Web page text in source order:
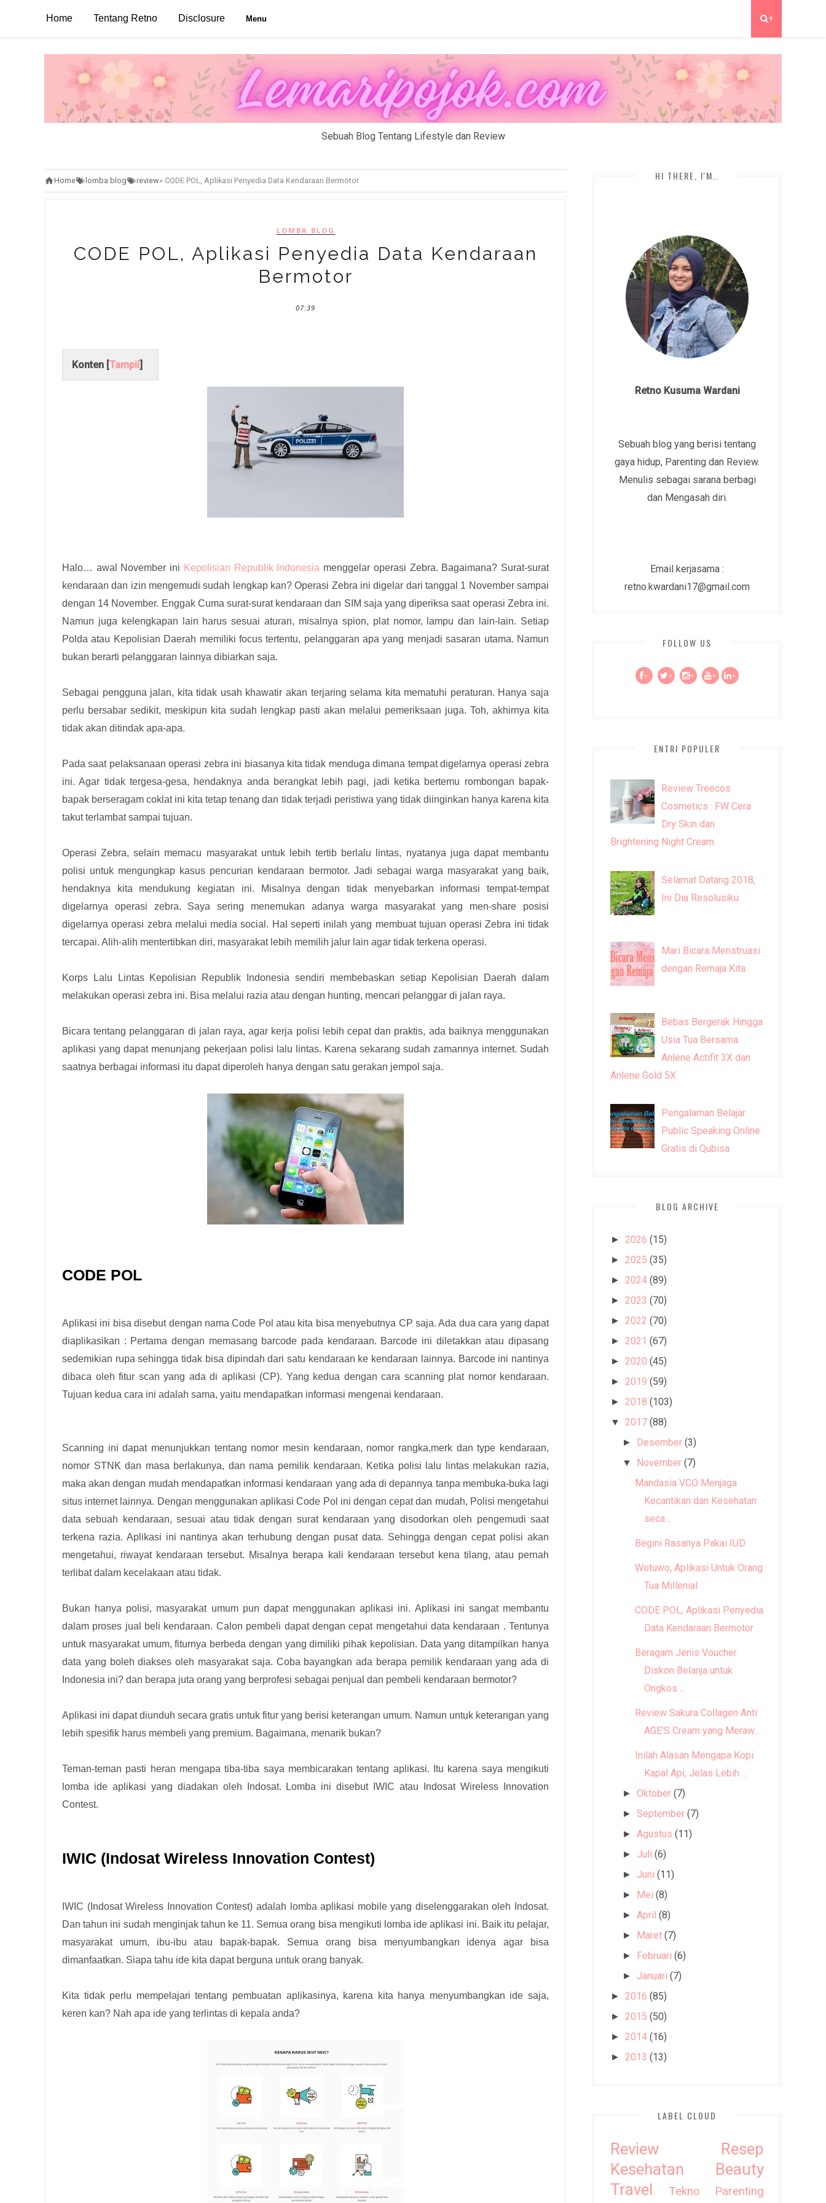
Home Tentang Retno Disclosure Menu +
Sebuah Blog Tentang Lifestyle dan Review
Home lomba blog review» CODE POL, Aplikasi Penyedia Data Kendaraan Bermotor
LOMBA BLOG
CODE POL, Aplikasi Penyedia Data Kendaraan
Bermotor
07:39
Konten [Tampil]
Halo… awal November ini Kepolisian Republik Indonesia menggelar operasi Zebra. Bagaimana? Surat-surat
kendaraan dan izin mengemudi sudah lengkap kan? Operasi Zebra ini digelar dari tanggal 1 November sampai
dengan 14 November. Enggak Cuma surat-surat kendaraan dan SIM saja yang diperiksa saat operasi Zebra ini.
Namun juga kelengkapan lain harus sesuai aturan, misalnya spion, plat nomor, lampu dan lain-lain. Setiap
Polda atau Kepolisian Daerah memiliki focus tertentu, pelanggaran apa yang menjadi sasaran utama. Namun
bukan berarti pelanggaran lainnya dibiarkan saja.
Sebagai pengguna jalan, kita tidak usah khawatir akan terjaring selama kita mematuhi peraturan. Hanya saja
perlu bersabar sedikit, meskipun kita sudah lengkap pasti akan melalui pemeriksaan juga. Toh, akhirnya kita
tidak akan ditindak apa-apa.
Pada saat pelaksanaan operasi zebra ini biasanya kita tidak menduga dimana tempat digelarnya operasi zebra
ini. Agar tidak tergesa-gesa, hendaknya anda berangkat lebih pagi, jadi ketika bertemu rombongan bapak-
bapak berseragam coklat ini kita tetap tenang dan tidak terjadi peristiwa yang tidak diinginkan hanya karena kita
takut terlambat sampai tujuan.
Operasi Zebra, selain memacu masyarakat untuk lebih tertib berlalu lintas, nyatanya juga dapat membantu
polisi untuk mengungkap kasus pencurian kendaraan bermotor. Jadi sebagai warga masyarakat yang baik,
hendaknya kita mendukung kegiatan ini. Misalnya dengan tidak menyebarkan informasi tempat-tempat
digelarnya operasi zebra. Saya sering menemukan adanya warga masyarakat yang men-share posisi
digelarnya operasi zebra melalui media social. Hal seperti inilah yang membuat tujuan operasi Zebra ini tidak
tercapai. Alih-alih mentertibkan diri, masyarakat lebih memilih jalur lain agar tidak terkena operasi.
Korps Lalu Lintas Kepolisian Republik Indonesia sendiri membebaskan setiap Kepolisian Daerah dalam
melakukan operasi zebra ini. Bisa melalui razia atau dengan hunting, mencari pelanggar di jalan raya.
Bicara tentang pelanggaran di jalan raya, agar kerja polisi lebih cepat dan praktis, ada baiknya menggunakan
aplikasi yang dapat menunjang pekerjaan polisi lalu lintas. Karena sekarang sudah zamannya internet. Sudah
saatnya berbagai informasi itu dapat diperoleh hanya dengan satu gerakan jempol saja.
CODE POL
Aplikasi ini bisa disebut dengan nama Code Pol atau kita bisa menyebutnya CP saja. Ada dua cara yang dapat
diaplikasikan : Pertama dengan memasang barcode pada kendaraan. Barcode ini diletakkan atau dipasang
sedemikian rupa sehingga tidak bisa dipindah dari satu kendaraan ke kendaraan lainnya. Barcode ini nantinya
dibaca oleh fitur scan yang ada di aplikasi (CP). Yang kedua dengan cara scanning plat nomor kendaraan.
Tujuan kedua cara ini adalah sama, yaitu mendapatkan informasi mengenai kendaraan.
Scanning ini dapat menunjukkan tentang nomor mesin kendaraan, nomor rangka,merk dan type kendaraan,
nomor STNK dan masa berlakunya, dan nama pemilik kendaraan. Ketika polisi lalu lintas melakukan razia,
maka akan dengan mudah mendapatkan informasi kendaraan yang ada di depannya tanpa membuka-buka lagi
situs internet lainnya. Dengan menggunakan aplikasi Code Pol ini dengan cepat dan mudah, Polisi mengetahui
data sebuah kendaraan, sesuai atau tidak dengan surat kendaraan yang disodorkan oleh pengemudi saat
terkena razia. Aplikasi ini nantinya akan terhubung dengan pusat data. Sehingga dengan cepat polisi akan
mengetahui, riwayat kendaraan tersebut. Misalnya berapa kali kendaraan tersebut kena tilang, atau pernah
terlibat dalam kecelakaan atau tidak.
Bukan hanya polisi, masyarakat umum pun dapat menggunakan aplikasi ini. Aplikasi ini sangat membantu
dalam proses jual beli kendaraan. Calon pembeli dapat dengan cepat mengetahui data kendaraan . Tentunya
untuk masyarakat umum, fiturnya berbeda dengan yang dimiliki pihak kepolisian. Data yang ditampilkan hanya
data yang boleh diakses oleh masyarakat saja. Coba bayangkan ada berapa pemilik kendaraan yang ada di
Indonesia ini? dan berapa juta orang yang berprofesi sebagai penjual dan pembeli kendaraan bermotor?
Aplikasi ini dapat diunduh secara gratis untuk fitur yang berisi keterangan umum. Namun untuk keterangan yang
lebih spesifik harus membeli yang premium. Bagaimana, menarik bukan?
Teman-teman pasti heran mengapa tiba-tiba saya membicarakan tentang aplikasi. Itu karena saya mengikuti
lomba ide aplikasi yang diadakan oleh Indosat. Lomba ini disebut IWIC atau Indosat Wireless Innovation
Contest.
IWIC (Indosat Wireless Innovation Contest)
IWIC (Indosat Wireless Innovation Contest) adalah lomba aplikasi mobile yang diselenggarakan oleh Indosat.
Dan tahun ini sudah menginjak tahun ke 11. Semua orang bisa mengikuti lomba ide aplikasi ini. Baik itu pelajar,
masyarakat umum, ibu-ibu atau bapak-bapak. Semua orang bisa menyumbangkan idenya agar bisa
dimanfaatkan. Siapa tahu ide kita dapat berguna untuk orang banyak.
Kita tidak perlu mempelajari tentang pembuatan aplikasinya, karena kita hanya menyumbangkan ide saja,
keren kan? Nah apa ide yang terlintas di kepala anda?
HI THERE, I'M..
Retno Kusuma Wardani
Sebuah blog yang berisi tentang
gaya hidup, Parenting dan Review.
Menulis sebagai sarana berbagi
dan Mengasah diri.
Email kerjasama :
retno.kwardani17@gmail.com
FOLLOW US
+ + + + +
ENTRI POPULER
Review Treecos
Cosmetics : FW Cera
Dry Skin dan
Brightening Night Cream
Selamat Datang 2018,
Ini Dia Resolusiku
Mari Bicara Menstruasi
dengan Remaja Kita
Bebas Bergerak Hingga
Usia Tua Bersama
Anlene Actifit 3X dan
Anlene Gold 5X
Pengalaman Belajar
Public Speaking Online
Gratis di Qubisa
BLOG ARCHIVE
► 2026 (15)
► 2025 (35)
► 2024 (89)
► 2023 (70)
► 2022 (70)
► 2021 (67)
► 2020 (45)
► 2019 (59)
► 2018 (103)
▼ 2017 (88)
► Desember (3)
▼ November (7)
Mandasia VCO Menjaga
Kecantikan dan Kesehatan
seca...
Begini Rasanya Pakai IUD
Wotuwo, Aplikasi Untuk Orang
Tua Millenial
CODE POL, Aplikasi Penyedia
Data Kendaraan Bermotor
Beragam Jenis Voucher
Diskon Belanja untuk
Ongkos ...
Review Sakura Collagen Anti
AGE'S Cream yang Meraw...
Inilah Alasan Mengapa Kopi
Kapal Api, Jelas Lebih ...
►Oktober (7)
►September (7)
►Agustus (11)
► Juli (6)
► Juni (11)
► Mei (8)
►April (8)
► Maret (7)
► Februari (6)
► Januari (7)
► 2016 (85)
► 2015 (50)
► 2014 (16)
► 2013 (13)
LABEL CLOUD
Review
Resep
Kesehatan
Beauty
Travel
Tekno
Parenting